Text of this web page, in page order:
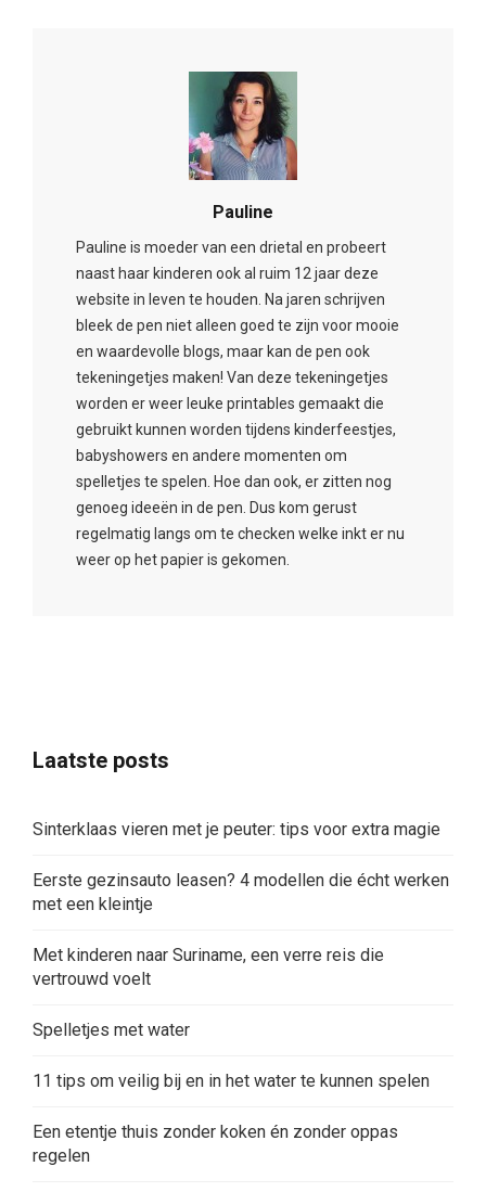
Pauline
Pauline is moeder van een drietal en probeert
naast haar kinderen ook al ruim 12 jaar deze
website in leven te houden. Na jaren schrijven
bleek de pen niet alleen goed te zijn voor mooie
en waardevolle blogs, maar kan de pen ook
tekeningetjes maken! Van deze tekeningetjes
worden er weer leuke printables gemaakt die
gebruikt kunnen worden tijdens kinderfeestjes,
babyshowers en andere momenten om
spelletjes te spelen. Hoe dan ook, er zitten nog
genoeg ideeën in de pen. Dus kom gerust
regelmatig langs om te checken welke inkt er nu
weer op het papier is gekomen.
Laatste posts
Sinterklaas vieren met je peuter: tips voor extra magie
Eerste gezinsauto leasen? 4 modellen die écht werken
met een kleintje
Met kinderen naar Suriname, een verre reis die
vertrouwd voelt
Spelletjes met water
11 tips om veilig bij en in het water te kunnen spelen
Een etentje thuis zonder koken én zonder oppas
regelen